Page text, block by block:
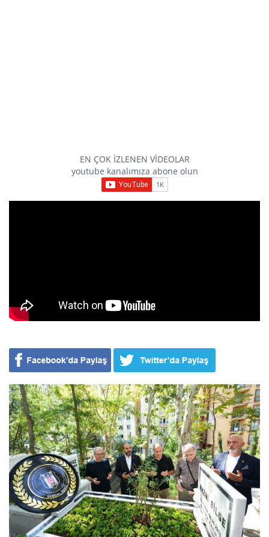
EN ÇOK İZLENEN VİDEOLAR
youtube kanalımıza abone olun